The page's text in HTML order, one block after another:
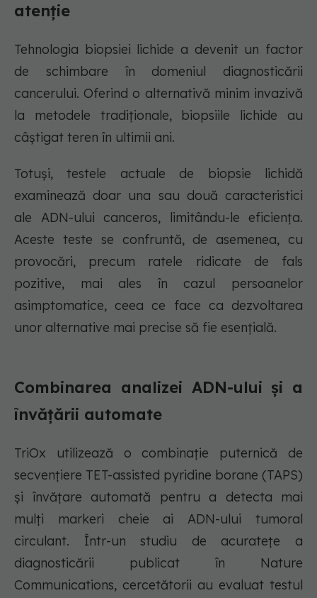
atenție
Tehnologia biopsiei lichide a devenit un factor
de schimbare în domeniul diagnosticării
cancerului. Oferind o alternativă minim invazivă
la metodele tradiționale, biopsiile lichide au
câștigat teren în ultimii ani.
Totuși, testele actuale de biopsie lichidă
examinează doar una sau două caracteristici
ale ADN-ului canceros, limitându-le eficiența.
Aceste teste se confruntă, de asemenea, cu
provocări, precum ratele ridicate de fals
pozitive, mai ales în cazul persoanelor
asimptomatice, ceea ce face ca dezvoltarea
unor alternative mai precise să fie esențială.
Combinarea analizei ADN-ului și a
învățării automate
TriOx utilizează o combinație puternică de
secvențiere TET-assisted pyridine borane (TAPS)
și învățare automată pentru a detecta mai
mulți markeri cheie ai ADN-ului tumoral
circulant. Într-un studiu de acuratețe a
diagnosticării publicat în Nature
Communications, cercetătorii au evaluat testul